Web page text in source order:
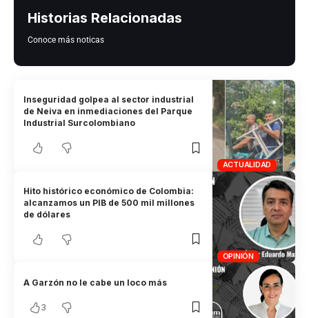
Historias Relacionadas
Conoce más noticas
ACTUALIDAD
Inseguridad golpea al sector industrial
de Neiva en inmediaciones del Parque
Industrial Surcolombiano
OPINIÓN
Hito histórico económico de Colombia:
alcanzamos un PIB de 500 mil millones
de dólares
A Garzón no le cabe un loco más
3